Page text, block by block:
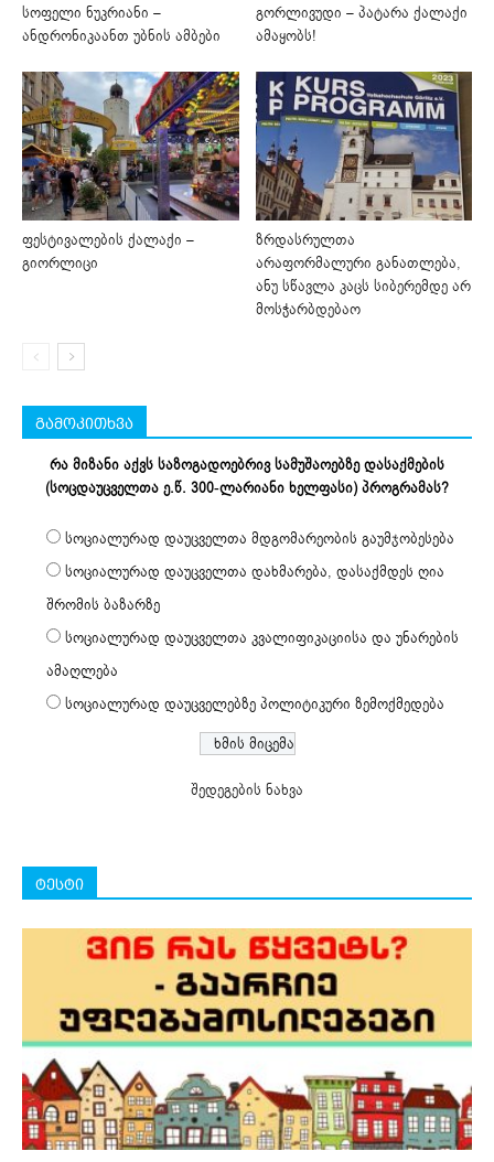
სოფელი ნუკრიანი –
ანდრონიკაანთ უბნის ამბები
გორლივუდი – პატარა ქალაქი
ამაყობს!
ფესტივალების ქალაქი –
გიორლიცი
ზრდასრულთა
არაფორმალური განათლება,
ანუ სწავლა კაცს სიბერემდე არ
მოსჭარბდებაო
გამოკითხვა
რა მიზანი აქვს საზოგადოებრივ სამუშაოებზე დასაქმების
(სოცდაუცველთა ე.წ. 300-ლარიანი ხელფასი) პროგრამას?
სოციალურად დაუცველთა მდგომარეობის გაუმჯობესება
სოციალურად დაუცველთა დახმარება, დასაქმდეს ღია
შრომის ბაზარზე
სოციალურად დაუცველთა კვალიფიკაციისა და უნარების
ამაღლება
სოციალურად დაუცველებზე პოლიტიკური ზემოქმედება
შედეგების ნახვა
ტესტი